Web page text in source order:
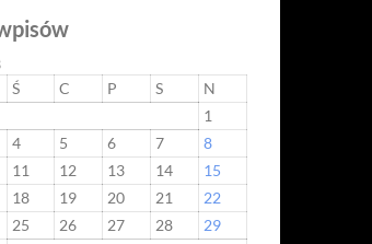
Ś C P S
N
1
4 5 6 7
8
11 12 13 14
15
18 19 20 21
22
25 26 27 28
29